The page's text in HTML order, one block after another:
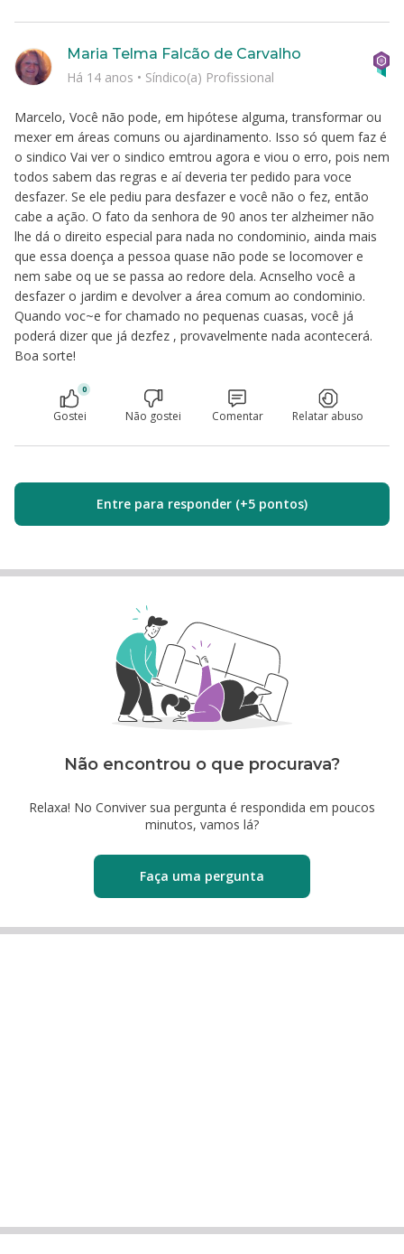
Marcelo, Você não pode, em hipótese alguma, transformar ou
mexer em áreas comuns ou ajardinamento. Isso só quem faz é
o sindico Vai ver o sindico emtrou agora e viou o erro, pois nem
todos sabem das regras e aí deveria ter pedido para voce
desfazer. Se ele pediu para desfazer e você não o fez, então
cabe a ação. O fato da senhora de 90 anos ter alzheimer não
lhe dá o direito especial para nada no condominio, ainda mais
que essa doença a pessoa quase não pode se locomover e
nem sabe oq ue se passa ao redore dela. Acnselho você a
desfazer o jardim e devolver a área comum ao condominio.
Quando voc~e for chamado no pequenas cuasas, você já
poderá dizer que já dezfez , provavelmente nada acontecerá.
Boa sorte!
Maria Telma Falcão de Carvalho
Há 14 anos • Síndico(a) Profissional
0
Gostei Não gostei Comentar Relatar abuso
Entre para responder (+5 pontos)
Não encontrou o que procurava?
Relaxa! No Conviver sua pergunta é respondida em poucos
minutos, vamos lá?
Faça uma pergunta